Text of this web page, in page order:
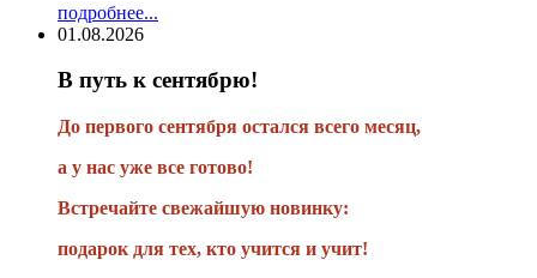
подробнее...
01.08.2026
В путь к сентябрю!
До первого сентября остался всего месяц,
а у нас уже все готово!
Встречайте свежайшую новинку:
подарок для тех, кто учится и учит!